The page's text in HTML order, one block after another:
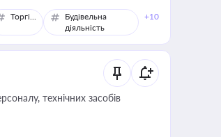
Торгівля
Будівельна
діяльність
+10
технічних засобів